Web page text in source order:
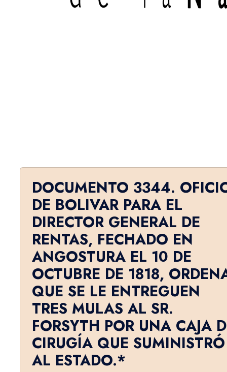
DOCUMENTO 3344.
DE BOLIVAR PARA EL
DIRECTOR GENERAL DE
RENTAS, FECHADO EN
ANGOSTURA EL 10 DE
OCTUBRE DE 1818,
QUE SE LE ENTREGUEN
TRES MULAS AL SR.
FORSYTH POR UNA CAJA
CIRUGÍA QUE SUMINISTRÓ
AL ESTADO.*